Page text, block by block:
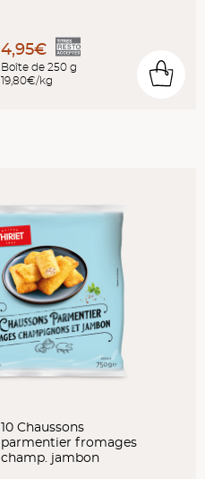
4,95€
Boîte de 250 g
19,80€/kg
0
10 Chaussons
parmentier fromages
champ. jambon